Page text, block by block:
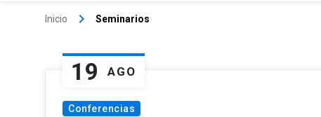
Inicio keyboard_arrow_right Seminarios
19 AGO
Conferencias